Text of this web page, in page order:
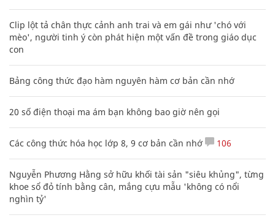
Clip lột tả chân thực cảnh anh trai và em gái như 'chó với
mèo', người tinh ý còn phát hiện một vấn đề trong giáo dục
con
Bảng công thức đạo hàm nguyên hàm cơ bản cần nhớ
20 số điện thoại ma ám bạn không bao giờ nên gọi
Các công thức hóa học lớp 8, 9 cơ bản cần nhớ 106
Nguyễn Phương Hằng sở hữu khối tài sản "siêu khủng", từng
khoe sổ đỏ tính bằng cân, mắng cựu mẫu 'không có nổi
nghìn tỷ'